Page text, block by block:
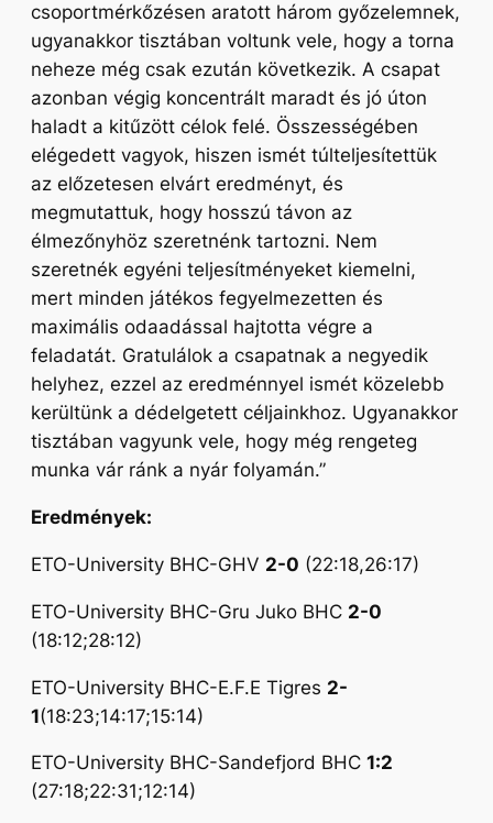
csoportmérkőzésen aratott három győzelemnek,
ugyanakkor tisztában voltunk vele, hogy a torna
neheze még csak ezután következik. A csapat
azonban végig koncentrált maradt és jó úton
haladt a kitűzött célok felé. Összességében
elégedett vagyok, hiszen ismét túlteljesítettük
az előzetesen elvárt eredményt, és
megmutattuk, hogy hosszú távon az
élmezőnyhöz szeretnénk tartozni. Nem
szeretnék egyéni teljesítményeket kiemelni,
mert minden játékos fegyelmezetten és
maximális odaadással hajtotta végre a
feladatát. Gratulálok a csapatnak a negyedik
helyhez, ezzel az eredménnyel ismét közelebb
kerültünk a dédelgetett céljainkhoz. Ugyanakkor
tisztában vagyunk vele, hogy még rengeteg
munka vár ránk a nyár folyamán.”
Eredmények:
ETO-University BHC-GHV 2-0 (22:18,26:17)
ETO-University BHC-Gru Juko BHC 2-0
(18:12;28:12)
ETO-University BHC-E.F.E Tigres 2-
1(18:23;14:17;15:14)
ETO-University BHC-Sandefjord BHC 1:2
(27:18;22:31;12:14)